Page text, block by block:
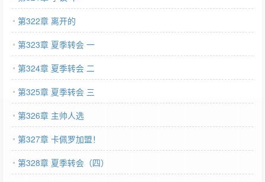
第322章 离开的
第323章 夏季转会 一
第324章 夏季转会 二
第325章 夏季转会 三
第326章 主帅人选
第327章 卡佩罗加盟！
第328章 夏季转会（四）